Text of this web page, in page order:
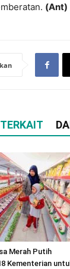
(Ant)
Merah Putih
Kementerian